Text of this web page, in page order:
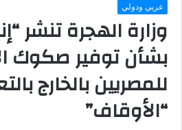
عربي ودولي
وزارة الهجرة تنشر
بشأن توفير صكوك
للمصريين بالخارج
“الأوقاف”